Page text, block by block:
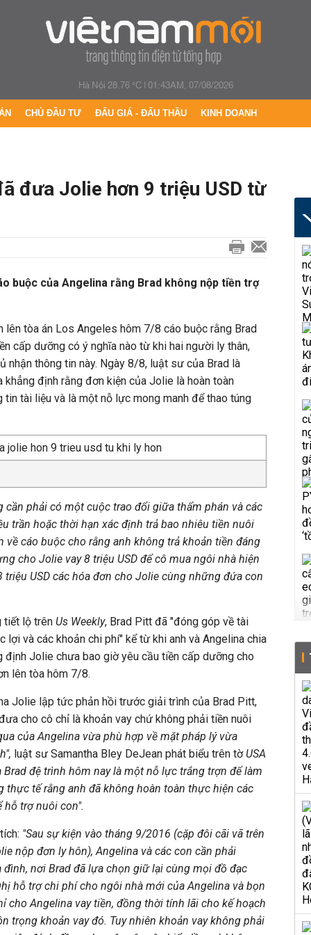
Hà Nội 28.76 °C|01:43AM, 07/08/2026
CHỦ ĐẦU TƯ ĐẤU GIÁ - ĐẤU THẦU KINH DOANH
đưa Jolie hơn 9 triệu USD từ
buộc của Angelina rằng Brad không nộp tiền trợ
lên tòa án Los Angeles hôm 7/8 cáo buộc rằng Brad
cấp dưỡng có ý nghĩa nào từ khi hai người ly thân,
nhận thông tin này. Ngày 8/8, luật sư của Brad là
định rằng đơn kiện của Jolie là hoàn toàn
tài liệu và là một nỗ lực mong manh để thao túng
cần phải có một cuộc trao đổi giữa thẩm phán và các
trần hoặc thời hạn xác định trả bao nhiêu tiền nuôi
về cáo buộc cho rằng anh không trả khoản tiền đáng
cho Jolie vay 8 triệu USD để cô mua ngôi nhà hiện
triệu USD các hóa đơn cho Jolie cùng những đứa con
tiết lộ trên Us Weekly, Brad Pitt đã "đóng góp về tài
lợi và các khoản chi phí" kể từ khi anh và Angelina chia
định Jolie chưa bao giờ yêu cầu tiền cấp dưỡng cho
lên tòa hôm 7/8.
Jolie lập tức phản hồi trước giải trình của Brad Pitt,
cho cô chỉ là khoản vay chứ không phải tiền nuôi
của Angelina vừa phù hợp về mặt pháp lý vừa
luật sư Samantha Bley DeJean phát biểu trên tờ USA
đệ trình hôm nay là một nỗ lực trắng trợn để làm
thực tế rằng anh đã không hoàn toàn thực hiện các
hỗ trợ nuôi con".
"Sau sự kiện vào tháng 9/2016 (cặp đôi cãi vã trên
nộp đơn ly hôn), Angelina và các con cần phải
nơi Brad đã lựa chọn giữ lại cùng mọi đồ đạc
hỗ trợ chi phí cho ngôi nhà mới của Angelina và bọn
cho Angelina vay tiền, đồng thời tính lãi cho kế hoạch
trọng khoản vay đó. Tuy nhiên khoản vay không phải